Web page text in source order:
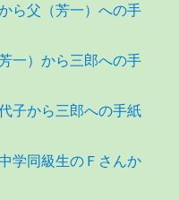
ら父（芳一）への手
一）から三郎への手
子から三郎への手紙
学同級生のＦさんか